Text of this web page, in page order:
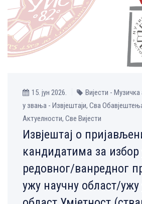
15. јун 2026.
Вијести -
у звања - Извјештаји, Сва
Aктуелности, Све Вијести
Извјештај о
кандидатима за
редовног/ванредног
ужу научну област/ужу